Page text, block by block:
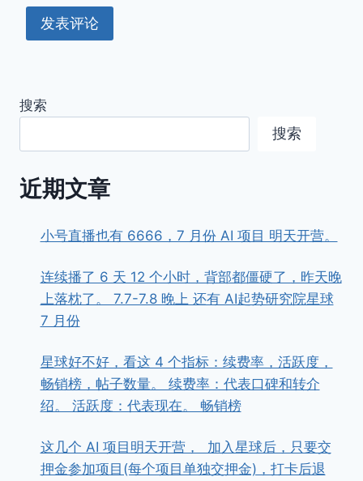
搜索
搜索
近期文章
小号直播也有 6666，7 月份 AI 项目 明天开营。
连续播了 6 天 12 个小时，背部都僵硬了，昨天晚
上落枕了。 7.7-7.8 晚上 还有 AI起势研究院星球
7 月份
星球好不好，看这 4 个指标：续费率，活跃度，
畅销榜，帖子数量。 续费率：代表口碑和转介
绍。 活跃度：代表现在。 畅销榜
这几个 AI 项目明天开营， ​ ​加入星球后，只要交
押金参加项目(每个项目单独交押金)，打卡后退